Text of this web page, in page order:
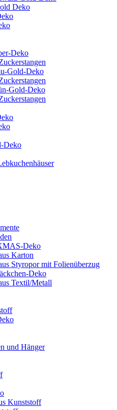
Deko
Deko
Gold-Deko
Gold-Deko
Deko
Deko
Karton
Styropor mit Folienüberzug
Deko
Textil/Metall
und Hänger
Kunststoff